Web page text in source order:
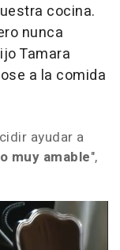
cocina.
nunca
Tamara
a la comida
ayudar a
muy amable",